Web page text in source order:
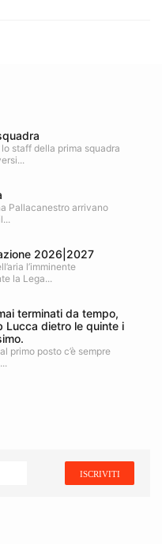
staff della prima squadra
Pallacanestro arrivano
2026|2027
l’imminente
la Lega...
terminati da tempo,
Lucca dietro le quinte i
primo posto c’è sempre